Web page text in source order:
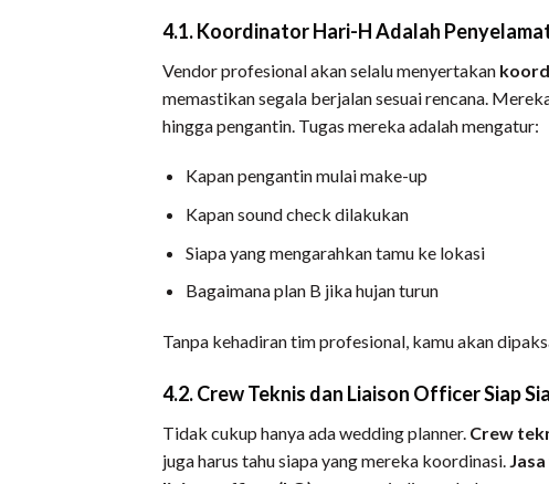
4.1. Koordinator Hari-H Adalah
Vendor profesional akan selalu menyertakan
memastikan segala berjalan sesuai rencana.
hingga pengantin. Tugas mereka adalah mengatur:
Kapan pengantin mulai make-up
Kapan sound check dilakukan
Siapa yang mengarahkan tamu ke lokasi
Bagaimana plan B jika hujan turun
Tanpa kehadiran tim profesional, kamu akan
4.2. Crew Teknis dan Liaison Officer Siap
Tidak cukup hanya ada wedding planner. Crew
juga harus tahu siapa yang mereka koordinasi.